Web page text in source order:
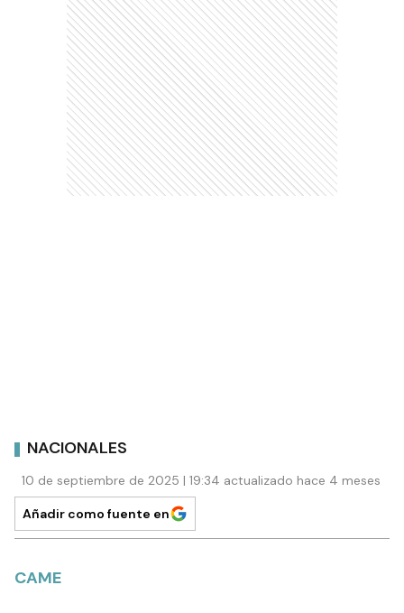
NACIONALES
10 de septiembre de 2025 | 19:34 actualizado hace 4 meses
Añadir como fuente en
CAME